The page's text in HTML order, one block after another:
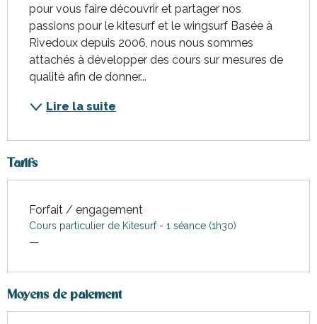
pour vous faire découvrir et partager nos
passions pour le kitesurf et le wingsurf Basée à
Rivedoux depuis 2006, nous nous sommes
attachés à développer des cours sur mesures de
qualité afin de donner...
Lire la suite
Tarifs
Tarifs 2026
Forfait / engagement
Cours particulier de Kitesurf - 1 séance (1h30)
—
Moyens de paiement